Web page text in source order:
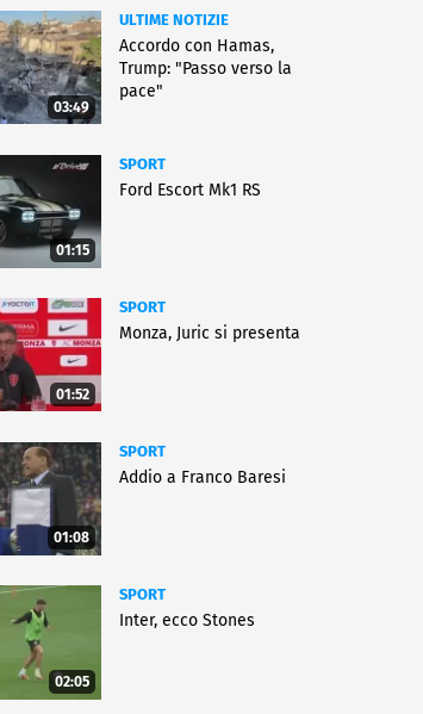
03:49
ULTIME NOTIZIE
Accordo con Hamas,
Trump: "Passo verso la
pace"
01:15
SPORT
Ford Escort Mk1 RS
01:52
SPORT
Monza, Juric si presenta
01:08
SPORT
Addio a Franco Baresi
02:05
SPORT
Inter, ecco Stones